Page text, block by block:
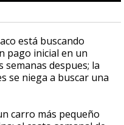
está buscando
pago inicial en un
semanas despues; la
se niega a buscar una
carro más pequeño